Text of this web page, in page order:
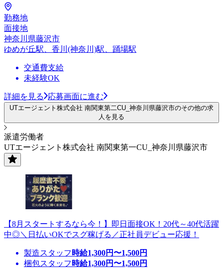
勤務地
面接地
神奈川県藤沢市
ゆめが丘駅、香川(神奈川)駅、踊場駅
交通費支給
未経験OK
詳細を見る 応募画面に進む
UTエージェント株式会社 南関東第二CU_神奈川県藤沢市のその他の求
人を見る
派遣労働者
UTエージェント株式会社 南関東第一CU_神奈川県藤沢市
【8月スタートするなら今！】即日面接OK！20代～40代活躍
中◎＼日払いOKでスグ稼げる／正社員デビュー応援！
製造スタッフ 時給1,300円〜1,500円
梱包スタッフ 時給1,300円〜1,500円